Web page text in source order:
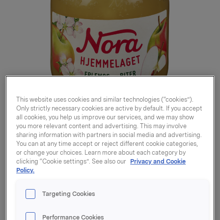
Eplemos med biter
Hjemmelaget 380g
This website uses cookies and similar technologies (“cookies”).
Only strictly necessary cookies are active by default. If you accept
all cookies, you help us improve our services, and we may show
you more relevant content and advertising. This may involve
sharing information with partners in social media and advertising.
You can at any time accept or reject different cookie categories,
or change your choices. Learn more about each category by
clicking “Cookie settings”. See also our Privacy and Cookie
Policy.
Targeting Cookies
Performance Cookies